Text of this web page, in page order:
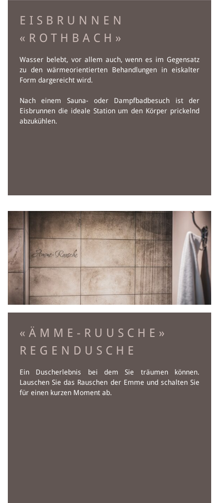
EISBRUNNEN
«ROTHBACH»
Wasser belebt, vor allem auch, wenn es im Gegensatz
zu den wärmeorientierten Behandlungen in eiskalter
Form dargereicht wird.
Nach einem Sauna- oder Dampfbadbesuch ist der
Eisbrunnen die ideale Station um den Körper prickelnd
abzukühlen.
«ÄMME-RUUSCHE»
REGENDUSCHE
Ein Duscherlebnis bei dem Sie träumen können.
Lauschen Sie das Rauschen der Emme und schalten Sie
für einen kurzen Moment ab.